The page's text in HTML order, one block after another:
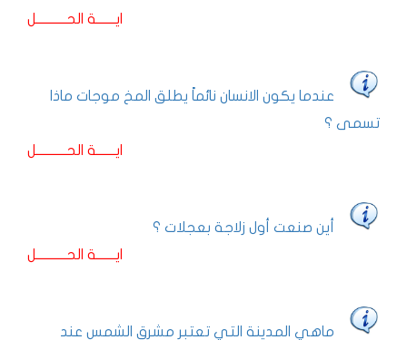
ايـــــــة الحـــــــــــل
عندما يكون الانسان نائماً يطلق المخ موجات ماذا
تسمى ؟
ايـــــــة الحـــــــــــل
أين صنعت أول زلاجة بعجلات ؟
ايـــــــة الحـــــــــــل
ماهي المدينة التي تعتبر مشرق الشمس عند